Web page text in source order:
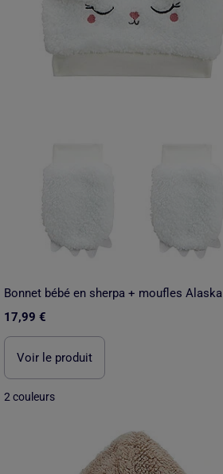
Bonnet bébé en sherpa + moufles Alaska
17,99 €
Voir le produit
2 couleurs